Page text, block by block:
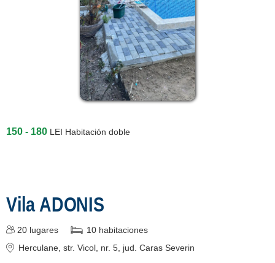
150 - 180 LEI Habitación doble
Vila ADONIS
20 lugares 10 habitaciones
Herculane , str. Vicol, nr. 5 , jud. Caras Severin